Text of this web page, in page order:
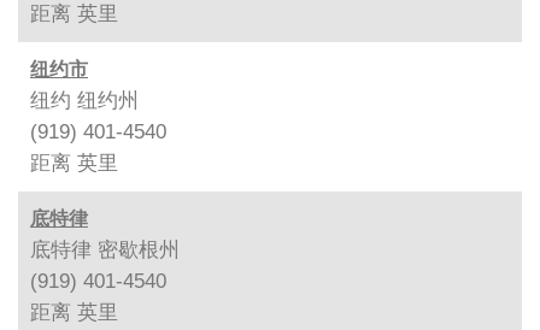
距离 英里
纽约市
纽约 纽约州
(919) 401-4540
距离 英里
底特律
底特律 密歇根州
(919) 401-4540
距离 英里